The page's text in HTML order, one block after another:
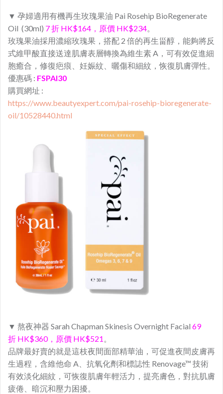
▼ 孕婦適用有機再生玫瑰果油 Pai Rosehip BioRegenerate
Oil (30ml) 7折 HK$164 ，原價 HK$234
玫瑰果油採用濃縮玫瑰果，搭配 2 倍的再生甾醇，能夠將反
式維甲酸直接送達肌膚表層轉換為維生素 A，可有效促進細
胞癒合，修復疤痕、妊娠紋、曬傷和細紋，恢復肌膚彈性。
優惠碼 : FSPAI30
購買網址 :
https://www.beautyexpert.com/pai-rosehip-bioregenerate-
oil/10528440.html
▼ 熬夜神器 Sarah Chapman Skinesis Overnight Facial 69
折 HK$360，原價 HK$521 。
品牌最好賣的就是這枝夜間面部精華油，可促進夜間皮膚再
生過程，含維他命 A、抗氧化劑和標誌性 Renovage™ 技術
有效淡化細紋，可恢復肌膚年輕活力，提亮膚色，對抗肌膚
疲倦、暗沉和壓力困擾。